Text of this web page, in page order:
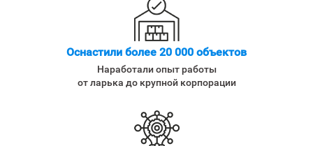
Оснастили более 20 000 объектов
Наработали опыт работы
от ларька до крупной корпорации